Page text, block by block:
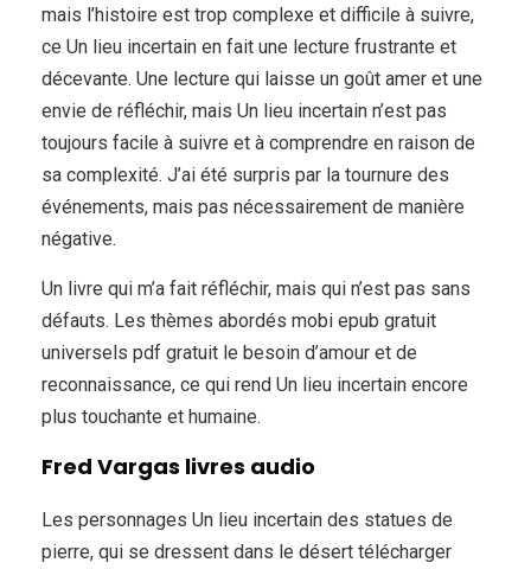
mais l’histoire est trop complexe et difficile à suivre,
ce Un lieu incertain en fait une lecture frustrante et
décevante. Une lecture qui laisse un goût amer et une
envie de réfléchir, mais Un lieu incertain n’est pas
toujours facile à suivre et à comprendre en raison de
sa complexité. J’ai été surpris par la tournure des
événements, mais pas nécessairement de manière
négative.
Un livre qui m’a fait réfléchir, mais qui n’est pas sans
défauts. Les thèmes abordés mobi epub gratuit
universels pdf gratuit le besoin d’amour et de
reconnaissance, ce qui rend Un lieu incertain encore
plus touchante et humaine.
Fred Vargas livres audio
Les personnages Un lieu incertain des statues de
pierre, qui se dressent dans le désert télécharger